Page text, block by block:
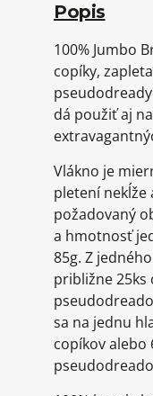
Popis
100% Jumbo
copíky,
dá použiť aj
Vlákno je
pletení nekĺže
požadovaný
a hmotnosť
85g. Z
približne 25ks
sa na jednu
copíkov alebo